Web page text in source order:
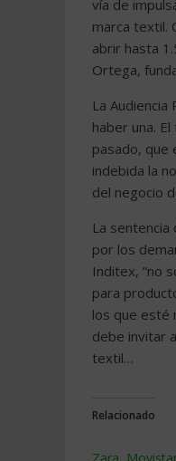
vía de
marca textil.
abrir hasta
Ortega,
La
haber una.
pasado, que
indebida la
del negocio
La
por los
Inditex, “no
para
los que esté
debe invitar
textil…
Relacionado